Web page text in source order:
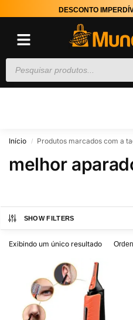
DESCONTO
Início / Produtos marcados com a
melhor
SHOW FILTERS
Exibindo um único resultado